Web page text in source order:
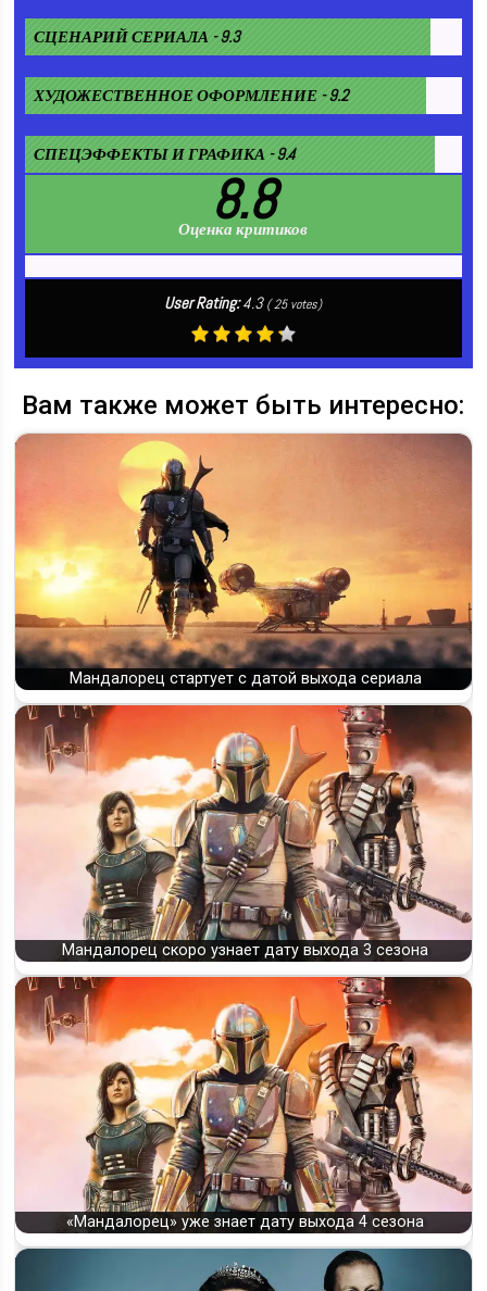
СЦЕНАРИЙ СЕРИАЛА - 9.3
ХУДОЖЕСТВЕННОЕ ОФОРМЛЕНИЕ - 9.2
СПЕЦЭФФЕКТЫ И ГРАФИКА - 9.4
8.8
Оценка критиков
User Rating:4.3 (25votes)
Вам также может быть интересно:
Мандалорец стартует с датой выхода сериала
Мандалорец скоро узнает дату выхода 3 сезона
«Мандалорец» уже знает дату выхода 4 сезона